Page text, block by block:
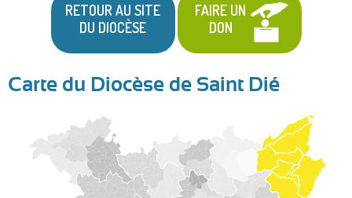
RETOUR AU SITE
DU DIOCÈSE
FAIRE UN
DON
Carte du Diocèse de Saint Dié